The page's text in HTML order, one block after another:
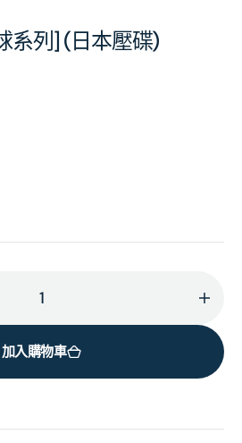
系列] (日本壓碟)
增
加
近
[蜚
加入購物車